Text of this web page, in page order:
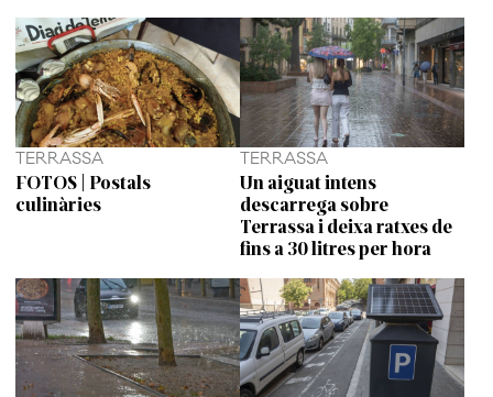
TERRASSA
FOTOS | Postals
culinàries
TERRASSA
Un aiguat intens
descarrega sobre
Terrassa i deixa ratxes de
fins a 30 litres per hora